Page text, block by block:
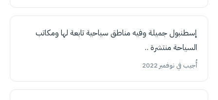
إسطنبول جميلة وفيه مناطق سياحية تابعة لها ومكاتب
السياحة منتشرة ..
أُجيب في نوفمبر 2022